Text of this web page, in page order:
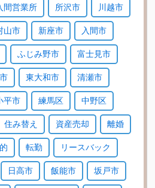
間営業所 所沢市 川越市
山市 新座市 入間市
ふじみ野市 富士見市
東大和市 清瀬市
平市 練馬区 中野区
住み替え 資産売却 離婚
転勤 リースバック
日高市 飯能市 坂戸市